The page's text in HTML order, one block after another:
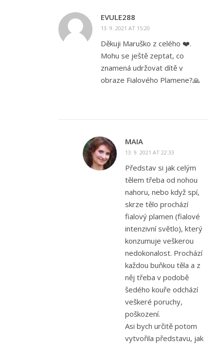
EVULE288
13. 9. 2021 AT 15:20
Děkuji Maruško z celého ❤️.
Mohu se ještě zeptat, co
znamená udržovat dítě v
obraze Fialového Plamene?🙏
MAIA
13. 9. 2021 AT 22:33
Představ si jak celým
tělem třeba od nohou
nahoru, nebo když spí,
skrze tělo prochází
fialový plamen (fialové
intenzivní světlo), který
konzumuje veškerou
nedokonalost. Prochází
každou buňkou těla a z
něj třeba v podobě
šedého kouře odchází
veškeré poruchy,
poškození.
Asi bych určitě potom
vytvořila představu, jak